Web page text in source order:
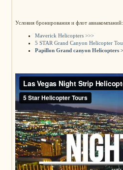
Условия бронирования и флот авиакомпаний:
Maverick Helicopters >>>
5 STAR Grand Canyon Helicopter
Papillon Grand canyon Helicopters